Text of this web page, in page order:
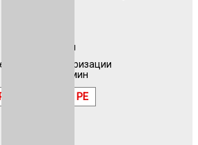
Гладкая
полимеризации
200 °C 10 мин
7016 PE